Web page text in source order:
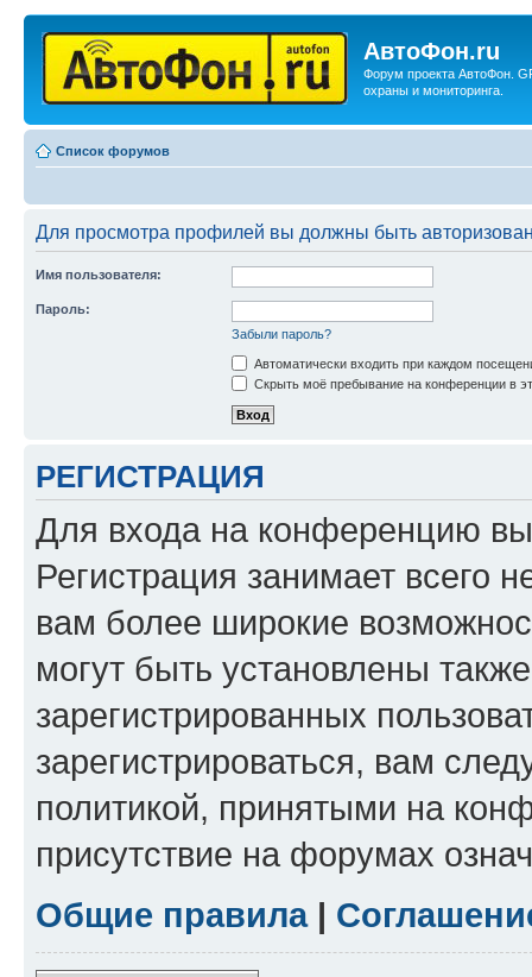
АвтоФон.ru
Форум проекта АвтоФон.
охраны и мониторинга.
Список форумов
Для просмотра профилей вы должны быть
Имя пользователя:
Пароль:
Забыли пароль?
Автоматически входить при каждом
Скрыть моё пребывание на конференции в
РЕГИСТРАЦИЯ
Для входа на конференцию
Регистрация занимает всего
вам более широкие
могут быть установлены
зарегистрированных
зарегистрироваться, вам
политикой, принятыми на
присутствие на форумах
Общие правила|